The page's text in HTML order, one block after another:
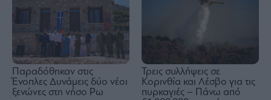
Παραδόθηκαν στις
Ένοπλες Δυνάμεις δύο νέοι
ξενώνες στη νήσο Ρω
Τρεις συλλήψεις σε
Κορινθία και Λέσβο για τις
πυρκαγιές – Πάνω από